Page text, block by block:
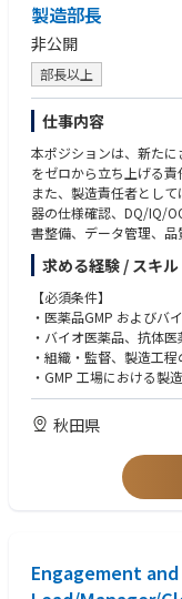
usiness information.
・新工場、新試運転室、
・試験法移管、分析法バ
・PMDA、FDA などの他
・理化学試験、生化学
験、環境モニタリング
・外部委託試験機関の
・LIMS、電子記録、試
る知識または実務経験
・英語による技術文書・
ニケーション経験
・海外パートナーとの
製造部長
非公開
部長以上
仕事内容
本ポジションは、新た
をゼロから立ち上げる責
また、製造責任者とし
器の仕様確認、DQ/IQ/
書整備、データ管理、
ていく役割です。
求める経験 / スキル
【必須条件】
・医薬品GMP およびバ
・バイオ医薬品、抗体
・組織・監督、製造工
・GMP 工場における製
・製造設備・機器、製
本的な理解
・複数の社外関係者（
ト、技術供与等）との
・製造部門または製造
・現場で発生する課題
・技術移管、プロセス
秋田県
Engagement